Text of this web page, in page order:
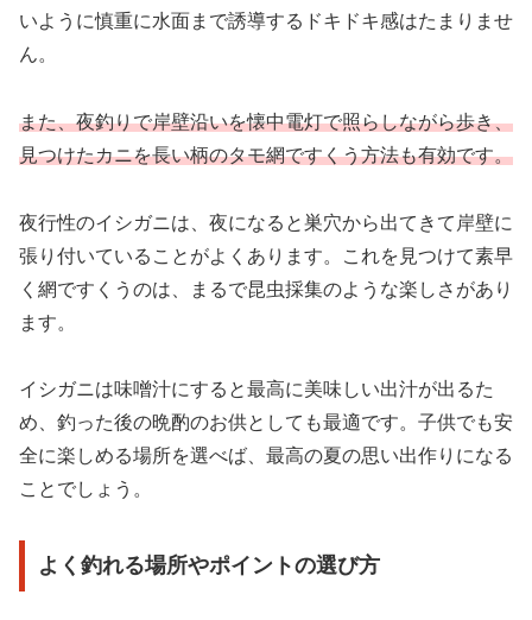
いように慎重に水面まで誘導するドキドキ感はたまりませ
ん。
また、夜釣りで岸壁沿いを懐中電灯で照らしながら歩き、
見つけたカニを長い柄のタモ網ですくう方法も有効です。
夜行性のイシガニは、夜になると巣穴から出てきて岸壁に
張り付いていることがよくあります。これを見つけて素早
く網ですくうのは、まるで昆虫採集のような楽しさがあり
ます。
イシガニは味噌汁にすると最高に美味しい出汁が出るた
め、釣った後の晩酌のお供としても最適です。子供でも安
全に楽しめる場所を選べば、最高の夏の思い出作りになる
ことでしょう。
よく釣れる場所やポイントの選び方